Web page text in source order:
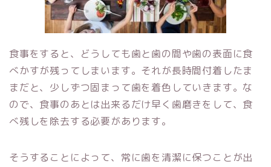
食事をすると、どうしても歯と歯の間や歯の表面に食
べかすが残ってしまいます。それが長時間付着したま
まだと、少しずつ固まって歯を着色していきます。な
ので、食事のあとは出来るだけ早く歯磨きをして、食
べ残しを除去する必要があります。
そうすることによって、常に歯を清潔に保つことが出